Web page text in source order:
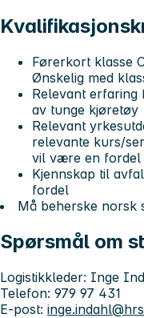
Førerkort klasse
Ønskelig med
Relevant erfaring
av tunge kjøretøy
Relevant
relevante kurs/
vil være en fordel
Kjennskap til
fordel
Må beherske norsk
Spørsmål om
Logistikkleder: Inge
Telefon: 979 97 431
E-post: